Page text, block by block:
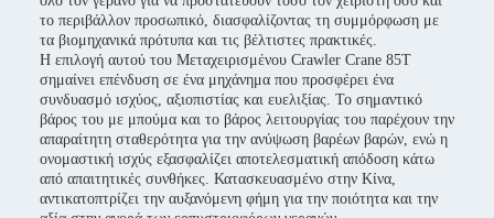
το περιβάλλον προσωπικό, διασφαλίζοντας τη συμμόρφωση με
τα βιομηχανικά πρότυπα και τις βέλτιστες πρακτικές.
Η επιλογή αυτού του Μεταχειρισμένου Crawler Crane 85T
σημαίνει επένδυση σε ένα μηχάνημα που προσφέρει ένα
συνδυασμό ισχύος, αξιοπιστίας και ευελιξίας. Το σημαντικό
βάρος του με μπούμα και το βάρος λειτουργίας του παρέχουν την
απαραίτητη σταθερότητα για την ανύψωση βαρέων βαρών, ενώ η
ονομαστική ισχύς εξασφαλίζει αποτελεσματική απόδοση κάτω
από απαιτητικές συνθήκες. Κατασκευασμένο στην Κίνα,
αντικατοπτρίζει την αυξανόμενη φήμη για την ποιότητα και την